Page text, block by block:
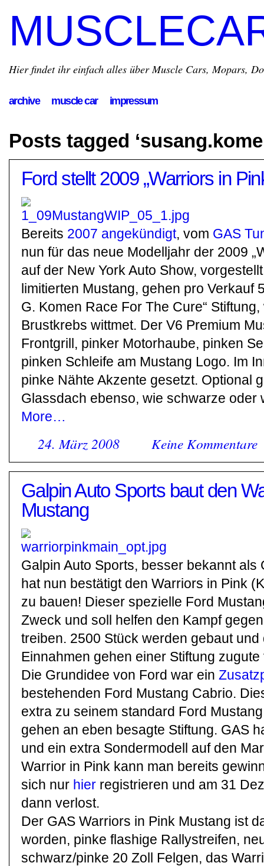
Hier findet ihr einfach alles über Muscle Cars, Mopars,
archive muscle car impressum
Posts tagged
Ford stellt 2009 „Warriors in
Bereits 2007 angekündigt, vom GAS
nun für das neue Modelljahr der 2009
auf der New York Auto Show,
limitierten Mustang, gehen pro Verkauf
G. Komen Race For The Cure“
Brustkrebs wittmet. Der V6 Premium
Frontgrill, pinker Motorhaube, pinken
pinken Schleife am Mustang Logo. Im
pinke Nähte Akzente gesetzt. Optional
Glassdach ebenso, wie schwarze oder
More…
24. März 2008 Keine Kommentare
Galpin Auto Sports baut den
Mustang
Galpin Auto Sports, besser bekannt als
hat nun bestätigt den Warriors in Pink
zu bauen! Dieser spezielle Ford
Zweck und soll helfen den Kampf
treiben. 2500 Stück werden gebaut und
Einnahmen gehen einer Stiftung
Die Grundidee von Ford war ein
bestehenden Ford Mustang Cabrio.
extra zu seinem standard Ford
gehen an eben besagte Stiftung. GAS
und ein extra Sondermodell auf den
Warrior in Pink kann man bereits
sich nur hier registrieren und am 31
dann verlost.
Der GAS Warriors in Pink Mustang ist
worden, pinke flashige Rallystreifen,
schwarz/pinke 20 Zoll Felgen, das